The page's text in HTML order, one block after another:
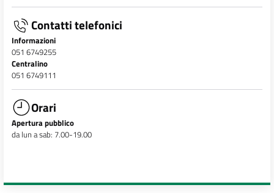
Contatti telefonici
Informazioni
051 6749255
Centralino
051 6749111
Orari
Apertura pubblico
da lun a sab: 7.00-19.00